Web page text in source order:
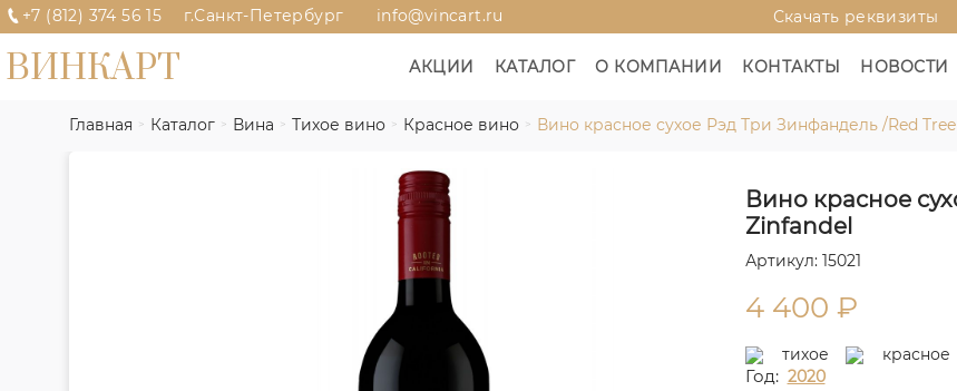
+7 (812) 374 56 15 г.Санкт-Петербург info@vincart.ru Скачать реквизиты
ВИНКАРТ АКЦИИ КАТАЛОГ О КОМПАНИИ КОНТАКТЫ НОВОСТИ
Главная Каталог Вина Тихое вино Красное вино Вино красное сухое Рэд Три Зинфандель /Red
Вино красное
Zinfandel
Артикул: 15021
4 400 ₽
тихое красное
Год: 2020